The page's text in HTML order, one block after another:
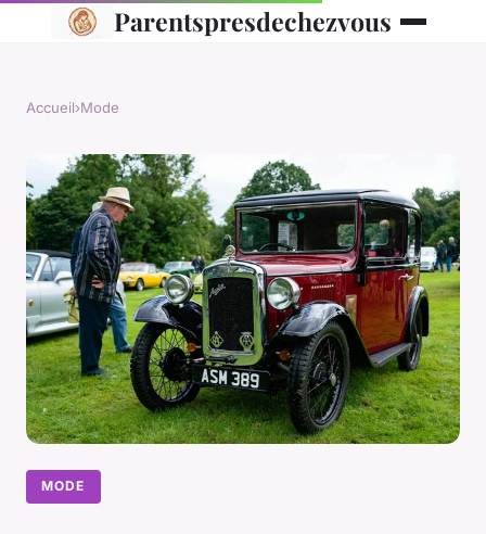
Parentspresdechezvous
Accueil›Mode
MODE